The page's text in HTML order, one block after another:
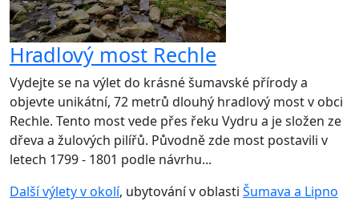
Hradlový most Rechle
Vydejte se na výlet do krásné šumavské přírody a
objevte unikátní, 72 metrů dlouhý hradlový most v obci
Rechle. Tento most vede přes řeku Vydru a je složen ze
dřeva a žulových pilířů. Původně zde most postavili v
letech 1799 - 1801 podle návrhu...
Další výlety v okolí, ubytování v oblasti Šumava a Lipno